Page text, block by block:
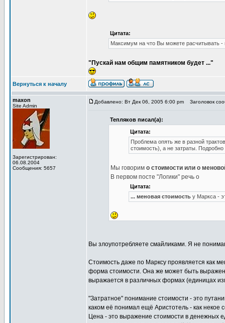
Цитата:
Максимум на что Вы можете расчитывать -
"Пускай нам общим памятником будет ..."
Вернуться к началу
maxon
Site Admin
Зарегистрирован:
06.08.2004
Сообщения: 5657
Добавлено: Вт Дек 06, 2005 6:00 pm Заголовок
Тепляков писал(а):
Цитата:
Проблема опять же в разной
стоимость), а не затраты.
Мы говорим о стоимости или о
В первом посте "Логики" речь о
Цитата:
... меновая стоимость у Маркса -
Вы злоупотребляете смайликами. Я не
Стоимость даже по Марксу проявляется как
форма стоимости. Она же может быть
выражается в различных формах (единицах
"Затратное" понимание стоимости - это
каком её понимал ещё Аристотель - как
Цена - это выражение стоимости в денежных